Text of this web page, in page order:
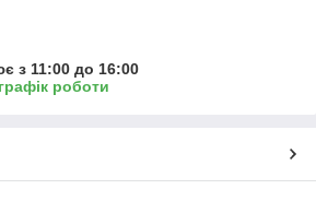
з 11:00 до 16:00
роботи